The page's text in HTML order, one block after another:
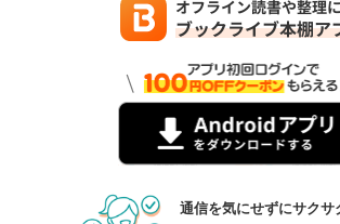
通信を気にせずにサクサ